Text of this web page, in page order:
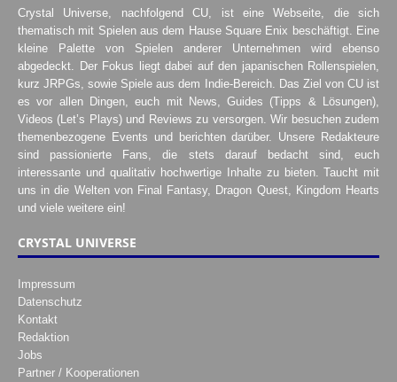
Crystal Universe, nachfolgend CU, ist eine Webseite, die sich
thematisch mit Spielen aus dem Hause Square Enix beschäftigt. Eine
kleine Palette von Spielen anderer Unternehmen wird ebenso
abgedeckt. Der Fokus liegt dabei auf den japanischen Rollenspielen,
kurz JRPGs, sowie Spiele aus dem Indie-Bereich. Das Ziel von CU ist
es vor allen Dingen, euch mit News, Guides (Tipps & Lösungen),
Videos (Let’s Plays) und Reviews zu versorgen. Wir besuchen zudem
themenbezogene Events und berichten darüber. Unsere Redakteure
sind passionierte Fans, die stets darauf bedacht sind, euch
interessante und qualitativ hochwertige Inhalte zu bieten. Taucht mit
uns in die Welten von Final Fantasy, Dragon Quest, Kingdom Hearts
und viele weitere ein!
CRYSTAL UNIVERSE
Impressum
Datenschutz
Kontakt
Redaktion
Jobs
Partner / Kooperationen